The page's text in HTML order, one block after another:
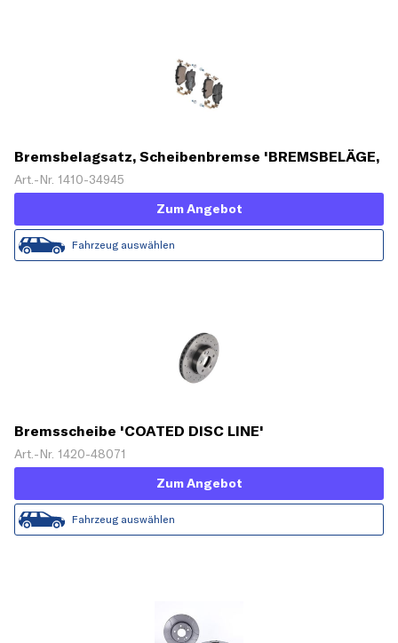
Bremsbelagsatz, Scheibenbremse 'BREMSBELÄGE,
RICHTUNGSGEBUNDEN'
Art.-Nr. 1410-34945
Zum Angebot
Fahrzeug auswählen
Bremsscheibe 'COATED DISC LINE'
Art.-Nr. 1420-48071
Zum Angebot
Fahrzeug auswählen